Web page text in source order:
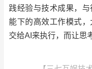
践经验与技术成果，
能下的高效工作模式
交给AI来执行，而让思